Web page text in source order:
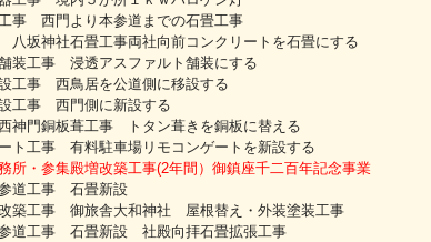
西門より本参道までの石畳工事
神社石畳工事両社向前コンクリートを石畳にする
装工事 浸透アスファルト舗装にする
工事 西鳥居を公道側に移設する
工事 西門側に新設する
神門銅板葺工事 トタン葺きを銅板に替える
ト工事 有料駐車場リモコンゲートを新設する
・参集殿増改築工事(2年間）御鎮座千二百年記念事業
道工事 石畳新設
築工事 御旅舎大和神社 屋根替え・外装塗装工事
道工事 石畳新設 社殿向拝石畳拡張工事